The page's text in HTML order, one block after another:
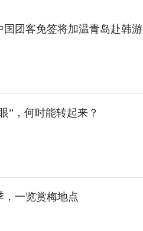
团客免签将加温青岛赴韩游
”，何时能转起来？
一览赏梅地点